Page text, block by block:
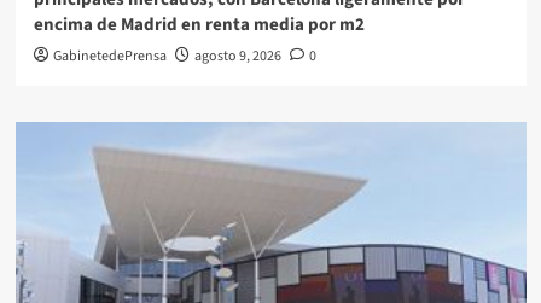
encima de Madrid en renta media por m2
GabinetedePrensa agosto 9, 2026 0